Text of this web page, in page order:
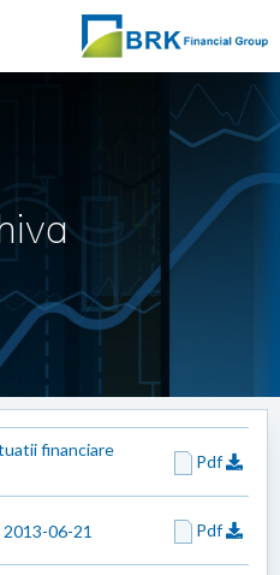
financiare
Pdf
06-21 Pdf